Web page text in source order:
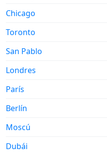
Chicago
Toronto
San Pablo
Londres
París
Berlín
Moscú
Dubái